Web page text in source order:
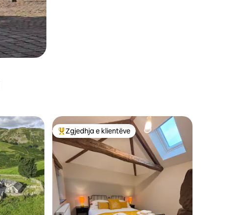
Më të mirat e zgjedhjeve të klientëve
Zgjedhja e klientëve